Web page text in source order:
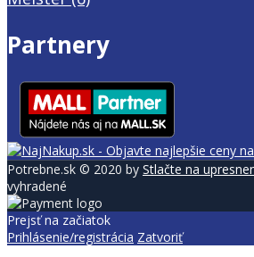
Partnery
Potrebne.sk © 2020 by Stlačte na
vyhradené
Prejsť na začiatok
Prihlásenie/registrácia Zatvoriť